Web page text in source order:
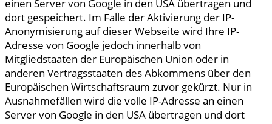
einen Server von Google in den USA übertragen und
dort gespeichert. Im Falle der Aktivierung der IP-
Anonymisierung auf dieser Webseite wird Ihre IP-
Adresse von Google jedoch innerhalb von
Mitgliedstaaten der Europäischen Union oder in
anderen Vertragsstaaten des Abkommens über den
Europäischen Wirtschaftsraum zuvor gekürzt. Nur in
Ausnahmefällen wird die volle IP-Adresse an einen
Server von Google in den USA übertragen und dort